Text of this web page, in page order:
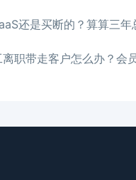
还是买断的？算算三年
职带走客户怎么办？会